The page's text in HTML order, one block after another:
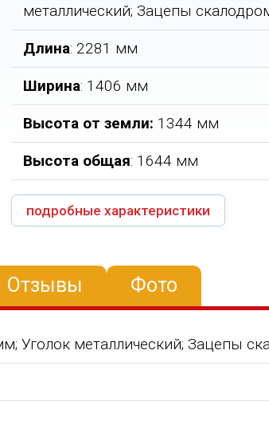
металлический; Зацепы
Длина: 2281 мм
Ширина: 1406 мм
Высота от земли: 1344 мм
Высота общая: 1644 мм
подробные характеристики
Отзывы Фото
Уголок металлический; Зацепы